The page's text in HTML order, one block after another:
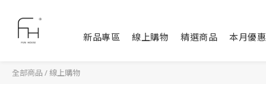
新品專區 線上購物 精選商品 本月優
全部商品 / 線上購物